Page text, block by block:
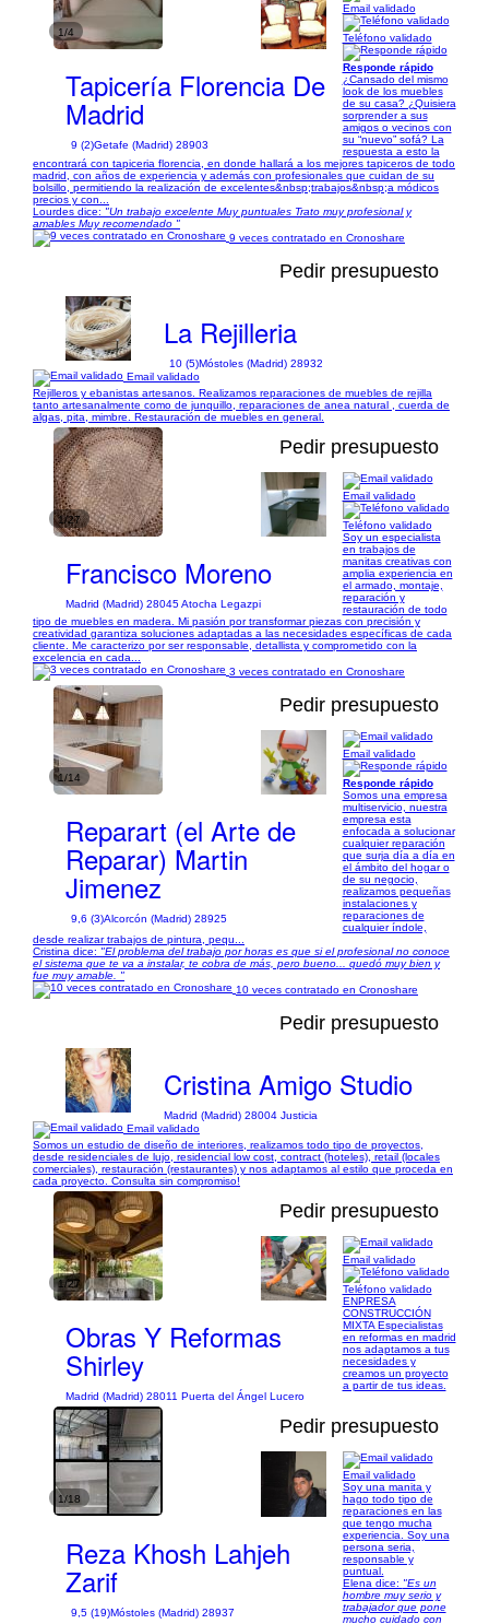
1/4
Tapicería Florencia De
Madrid
9 (2)Getafe (Madrid) 28903
Email validado
Teléfono validado
Responde rápido
¿Cansado del mismo
look de los muebles
de su casa? ¿Quisiera
sorprender a sus
amigos o vecinos con
su “nuevo” sofá? La
respuesta a esto la
encontrará con tapiceria florencia, en donde hallará a los mejores tapiceros de todo
madrid, con años de experiencia y además con profesionales que cuidan de su
bolsillo, permitiendo la realización de excelentes&nbsp;trabajos&nbsp;a módicos
precios y con...
Lourdes dice: "Un trabajo excelente Muy puntuales Trato muy profesional y
amables Muy recomendado "
9 veces contratado en Cronoshare
Pedir presupuesto
La Rejilleria
10 (5)Móstoles (Madrid) 28932
Email validado
Rejilleros y ebanistas artesanos. Realizamos reparaciones de muebles de rejilla
tanto artesanalmente como de junquillo, reparaciones de anea natural , cuerda de
algas, pita, mimbre. Restauración de muebles en general.
1/27
Pedir presupuesto
Francisco Moreno
Madrid (Madrid) 28045 Atocha Legazpi
Email validado
Teléfono validado
Soy un especialista
en trabajos de
manitas creativas con
amplia experiencia en
el armado, montaje,
reparación y
restauración de todo
tipo de muebles en madera. Mi pasión por transformar piezas con precisión y
creatividad garantiza soluciones adaptadas a las necesidades específicas de cada
cliente. Me caracterizo por ser responsable, detallista y comprometido con la
excelencia en cada...
3 veces contratado en Cronoshare
1/14
Pedir presupuesto
Reparart (el Arte de
Reparar) Martin
Jimenez
9,6 (3)Alcorcón (Madrid) 28925
Email validado
Responde rápido
Somos una empresa
multiservicio, nuestra
empresa esta
enfocada a solucionar
cualquier reparación
que surja día a día en
el ámbito del hogar o
de su negocio,
realizamos pequeñas
instalaciones y
reparaciones de
cualquier índole,
desde realizar trabajos de pintura, pequ...
Cristina dice: "El problema del trabajo por horas es que si el profesional no conoce
el sistema que te va a instalar, te cobra de más, pero bueno... quedó muy bien y
fue muy amable. "
10 veces contratado en Cronoshare
Pedir presupuesto
Cristina Amigo Studio
Madrid (Madrid) 28004 Justicia
Email validado
Somos un estudio de diseño de interiores, realizamos todo tipo de proyectos,
desde residenciales de lujo, residencial low cost, contract (hoteles), retail (locales
comerciales), restauración (restaurantes) y nos adaptamos al estilo que proceda en
cada proyecto. Consulta sin compromiso!
1/27
Pedir presupuesto
Obras Y Reformas
Shirley
Madrid (Madrid) 28011 Puerta del Ángel Lucero
Email validado
Teléfono validado
ENPRESA
CONSTRUCCIÓN
MIXTA Especialistas
en reformas en madrid
nos adaptamos a tus
necesidades y
creamos un proyecto
a partir de tus ideas.
1/18
Pedir presupuesto
Reza Khosh Lahjeh
Zarif
9,5 (19)Móstoles (Madrid) 28937
Email validado
Soy una manita y
hago todo tipo de
reparaciones en las
que tengo mucha
experiencia. Soy una
persona seria,
responsable y
puntual.
Elena dice: "Es un
hombre muy serio y
trabajador que pone
mucho cuidado con